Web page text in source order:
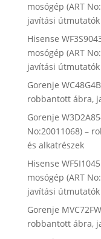
mosógép (ART
javítási
Hisense
mosógép (ART
javítási
Gorenje
robbantott ábra,
Gorenje
No:20011068) –
és alkatrészek
Hisense
mosógép (ART
javítási
Gorenje
robbantott ábra,